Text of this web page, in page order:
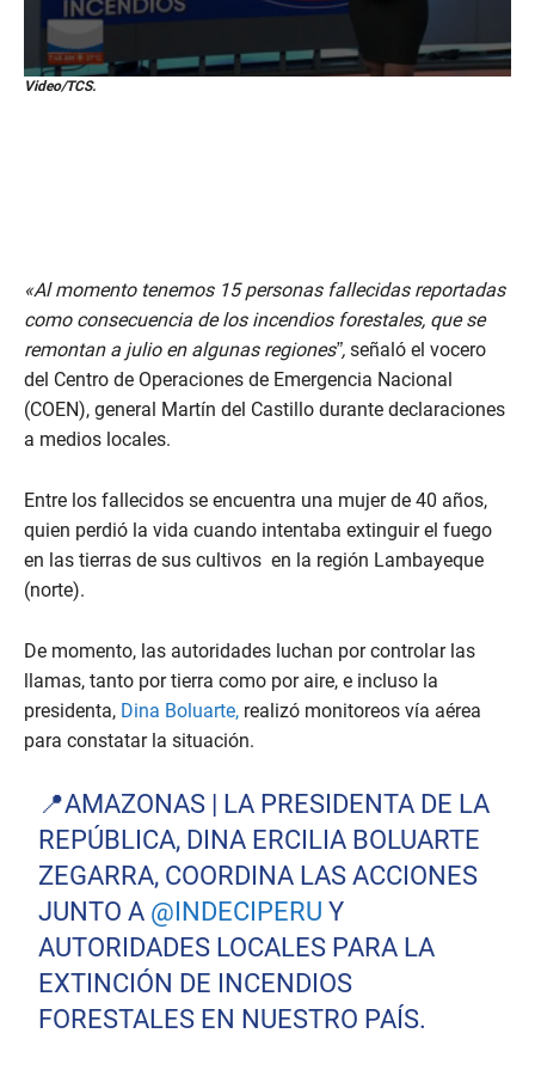
0
9
s
e
c
o
n
d
s
Video/TCS.
«Al momento tenemos 15 personas fallecidas reportadas
como consecuencia de los incendios forestales, que se
remontan a julio en algunas regiones”, señaló el vocero
del Centro de Operaciones de Emergencia Nacional
(COEN), general Martín del Castillo durante declaraciones
a medios locales.
Entre los fallecidos se encuentra una mujer de 40 años,
quien perdió la vida cuando intentaba extinguir el fuego
en las tierras de sus cultivos en la región Lambayeque
(norte).
De momento, las autoridades luchan por controlar las
llamas, tanto por tierra como por aire, e incluso la
presidenta, Dina Boluarte, realizó monitoreos vía aérea
para constatar la situación.
📍AMAZONAS | LA PRESIDENTA DE LA
REPÚBLICA, DINA ERCILIA BOLUARTE
ZEGARRA, COORDINA LAS ACCIONES
JUNTO A @INDECIPERU Y
AUTORIDADES LOCALES PARA LA
EXTINCIÓN DE INCENDIOS
FORESTALES EN NUESTRO PAÍS.